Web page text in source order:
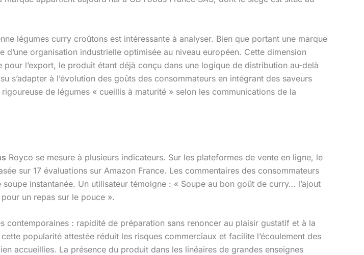
légumes curry croûtons est intéressante à analyser. Bien que portant une marque
d’une organisation industrielle optimisée au niveau européen. Cette dimension
l’export, le produit étant déjà conçu dans une logique de distribution au-delà
à l’évolution des goûts des consommateurs en intégrant des saveurs
de légumes « cueillis à maturité » selon les communications de la
Royco se mesure à plusieurs indicateurs. Sur les plateformes de vente en ligne, le
sur 17 évaluations sur Amazon France. Les commentaires des consommateurs
soupe instantanée. Un utilisateur témoigne : « Soupe au bon goût de curry… l’ajout
un repas sur le pouce ».
: rapidité de préparation sans renoncer au plaisir gustatif et à la
popularité attestée réduit les risques commerciaux et facilite l’écoulement des
accueillies. La présence du produit dans les linéaires de grandes enseignes